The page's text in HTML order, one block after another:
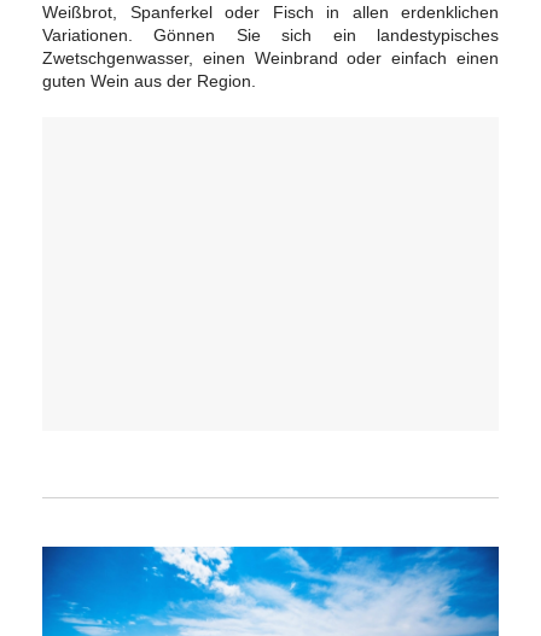
Weißbrot, Spanferkel oder Fisch in allen erdenklichen
Variationen. Gönnen Sie sich ein landestypisches
Zwetschgenwasser, einen Weinbrand oder einfach einen
guten Wein aus der Region.